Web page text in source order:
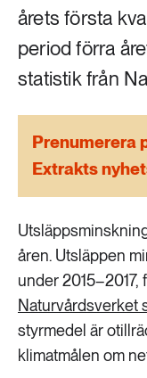
Skog
Social
189 ARTIKLAR
473 ARTIKLAR
Vatten
årets första
period förra
statistik från
Prenumerera
Extrakts
åren. Utsläppen
under 2015–2017,
Naturvårdsverket
styrmedel är
klimatmålen om